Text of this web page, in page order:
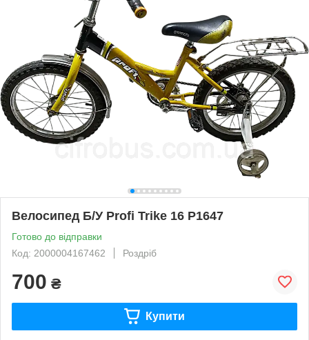
Велосипед Б/У Profi Trike 16 P1647
Готово до відправки
Код: 2000004167462
Роздріб
700 ₴
Купити